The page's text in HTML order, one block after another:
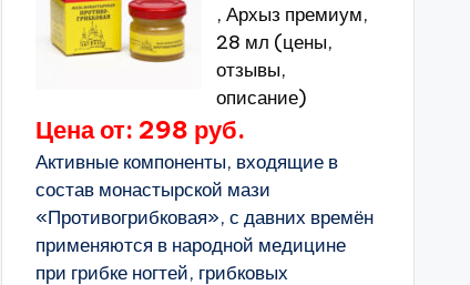
, Архыз премиум,
28 мл (цены,
отзывы,
описание)
Цена от: 298 руб.
Активные компоненты, входящие в
состав монастырской мази
«Противогрибковая», с давних времён
применяются в народной медицине
при грибке ногтей, грибковых